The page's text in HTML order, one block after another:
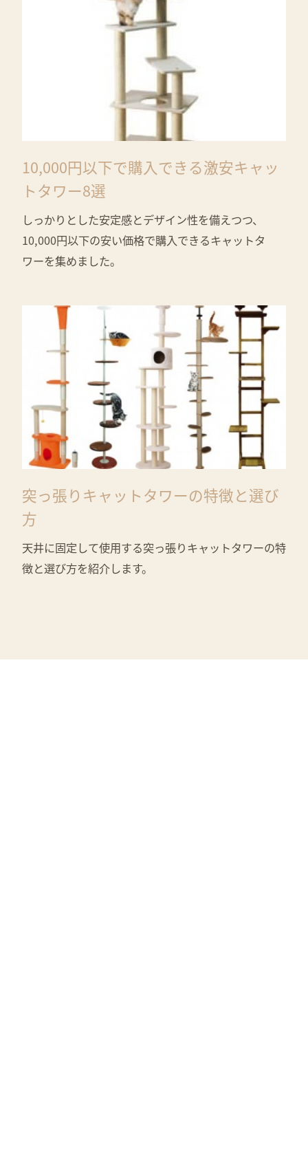
10,000円以下で購入できる激安キャッ
トタワー8選
しっかりとした安定感とデザイン性を備えつつ、
10,000円以下の安い価格で購入できるキャットタ
ワーを集めました。
突っ張りキャットタワーの特徴と選び
方
天井に固定して使用する突っ張りキャットタワーの特
徴と選び方を紹介します。